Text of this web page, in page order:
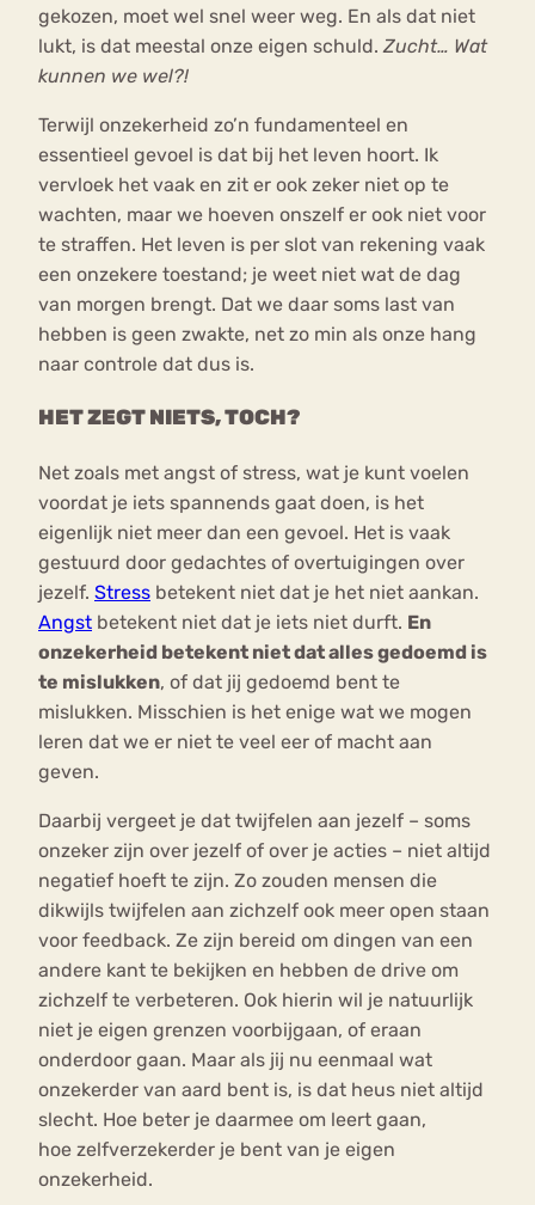
gekozen, moet wel snel weer weg. En als dat niet
lukt, is dat meestal onze eigen schuld.Zucht… Wat
kunnen we wel?!
Terwijl onzekerheid zo’n fundamenteel en
essentieel gevoel is dat bij het leven hoort. Ik
vervloek het vaak en zit er ook zeker niet op te
wachten, maar we hoeven onszelf er ook niet voor
te straffen. Het leven is per slot van rekening vaak
een onzekere toestand; je weet niet wat de dag
van morgen brengt. Dat we daar soms last van
hebben is geen zwakte, net zo min als onze hang
naar controle dat dus is.
HET ZEGT NIETS, TOCH?
Net zoals met angst of stress, wat je kunt voelen
voordat je iets spannends gaat doen, is het
eigenlijk niet meer dan een gevoel. Het is vaak
gestuurd door gedachtes of overtuigingen over
jezelf. Stress betekent niet dat je het niet aankan.
Angst betekent niet dat je iets niet durft. En
onzekerheid betekent niet dat alles gedoemd is
te mislukken, of dat jij gedoemd bent te
mislukken. Misschien is het enige wat we mogen
leren dat we er niet te veel eer of macht aan
geven.
Daarbij vergeet je dat twijfelen aan jezelf – soms
onzeker zijn over jezelf of over je acties – niet altijd
negatief hoeft te zijn. Zo zouden mensen die
dikwijls twijfelen aan zichzelf ook meer open staan
voor feedback. Ze zijn bereid om dingen van een
andere kant te bekijken en hebben de drive om
zichzelf te verbeteren. Ook hierin wil je natuurlijk
niet je eigen grenzen voorbijgaan, of eraan
onderdoor gaan. Maar als jij nu eenmaal wat
onzekerder van aard bent is, is dat heus niet altijd
slecht. Hoe beter je daarmee om leert gaan,
hoe zelfverzekerder je bent van je eigen
onzekerheid.